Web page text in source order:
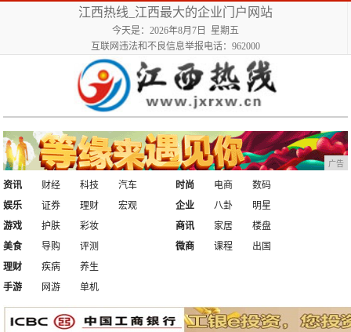
江西热线_江西最大的企业门户网站
今天是：2026年8月7日 星期五
互联网违法和不良信息举报电话：962000
广告
资讯 财经 科技
汽车
娱乐
证券 理财 宏观
时尚 电商
数码
企业
八卦
明星
游戏
护肤
彩妆
美食
导购 评测
商讯 家居
楼盘
微商
课程
出国
理财
疾病
养生
手游
网游 单机